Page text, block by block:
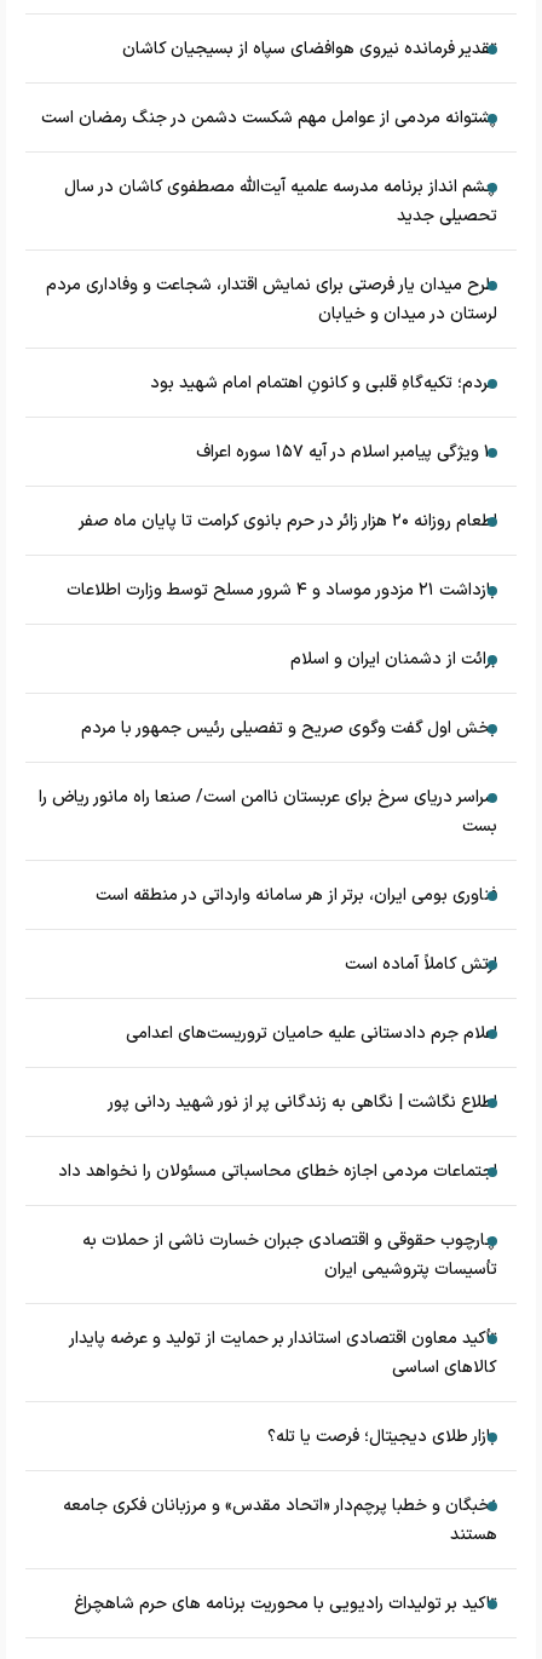
تقدیر فرمانده نیروی هوافضای سپاه از بسیجیان کاشان
پشتوانه مردمی از عوامل مهم شکست دشمن در جنگ رمضان است
چشم‌ انداز برنامه مدرسه علمیه آیت‌الله مصطفوی کاشان در سال
تحصیلی جدید
طرح میدان یار فرصتی برای نمایش اقتدار، شجاعت و وفاداری مردم
لرستان در میدان و خیابان
مردم؛ تکیه‌گاهِ قلبی و کانونِ اهتمام امام شهید بود
۱۰ ویژگی پیامبر اسلام در آیه ۱۵۷ سوره اعراف
اطعام روزانه ۲۰ هزار زائر در حرم بانوی کرامت تا پایان ماه صفر
بازداشت ۲۱ مزدور موساد و ۴ شرور مسلح توسط وزارت اطلاعات
برائت از دشمنان ایران و اسلام
بخش اول گفت وگوی صریح و تفصیلی رئیس جمهور با مردم
سراسر دریای سرخ برای عربستان ناامن است/ صنعا راه مانور ریاض را
بست
فناوری بومی ایران، برتر از هر سامانه وارداتی در منطقه است
ارتش کاملاً آماده است
اعلام جرم دادستانی علیه حامیان تروریست‌های اعدامی
اطلاع نگاشت | نگاهی به زندگانی پر از نور شهید ردانی پور
اجتماعات مردمی اجازه خطای محاسباتی مسئولان را نخواهد داد
چارچوب حقوقی و اقتصادی جبران خسارت ناشی از حملات به
تأسیسات پتروشیمی ایران
تأکید معاون اقتصادی استاندار بر حمایت از تولید و عرضه پایدار
کالاهای اساسی
بازار طلای دیجیتال؛ فرصت یا تله؟
نخبگان و خطبا پرچم‌دار «اتحاد مقدس» و مرزبانان فکری جامعه
هستند
تاکید بر تولیدات رادیویی با محوریت برنامه های حرم شاهچراغ